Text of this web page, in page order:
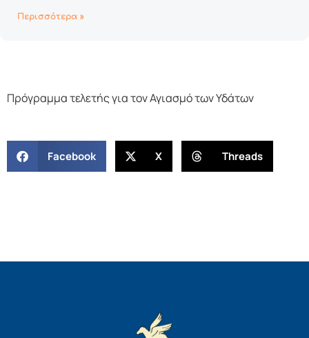
Περισσότερα »
Πρόγραμμα τελετής για τον Αγιασμό των Υδάτων
Facebook X Threads